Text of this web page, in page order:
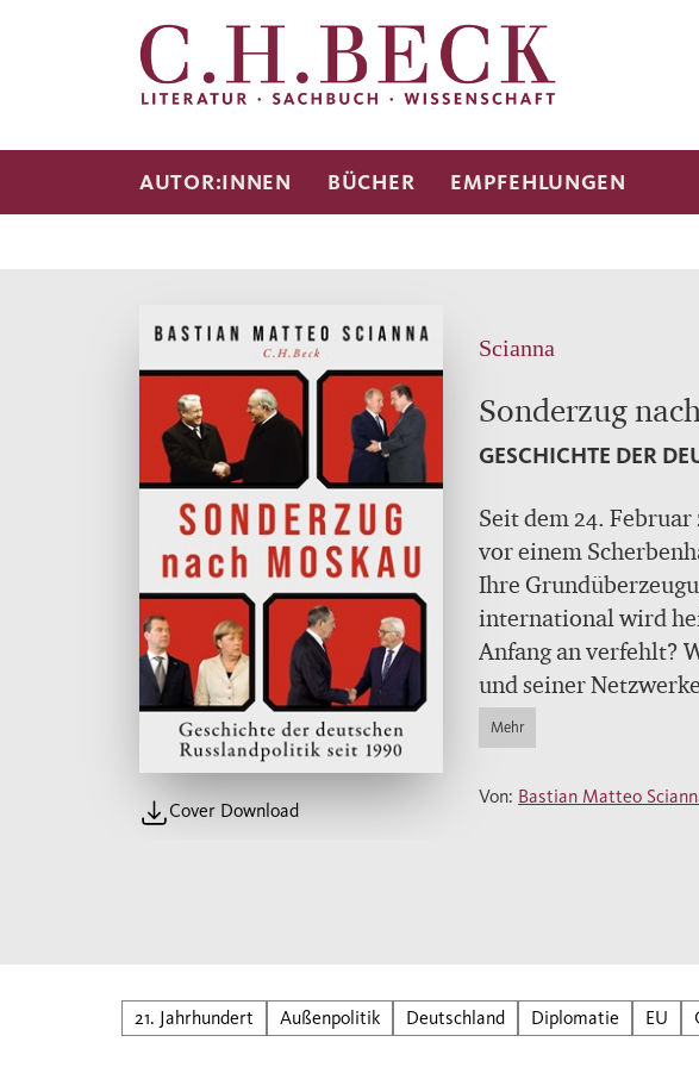
AUTOR:INNEN BÜCHER EMPFEHLUNGEN
Cover Download
Scianna
Sonderzug
GESCHICHTE DER
Seit dem 24.
vor einem
Ihre
international wird
Anfang an verfehlt?
und seiner
einem Sonderweg?
unzugängliche
wissenschaftlich
den Akten des
Protokollen der
Quellen. Seine
Mehr
Von: Bastian Matteo
21. Jahrhundert Außenpolitik Deutschland Diplomatie EU